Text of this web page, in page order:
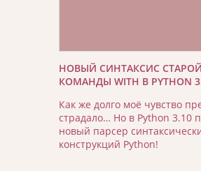
НОВЫЙ СИНТАКСИС СТАРОЙ
КОМАНДЫ WITH В PYTHON
Как же долго моё чувство
страдало… Но в Python 3.10
новый парсер
конструкций Python!